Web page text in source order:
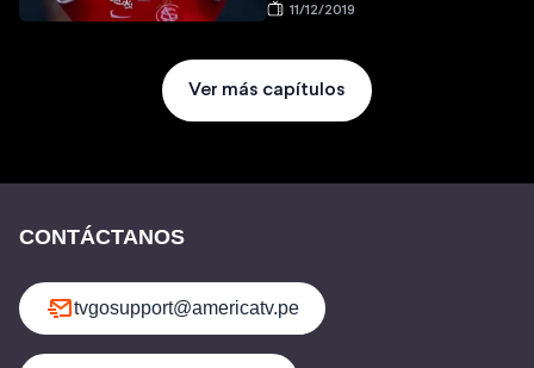
11/12/2019
Ver más capítulos
CONTÁCTANOS
tvgosupport@americatv.pe